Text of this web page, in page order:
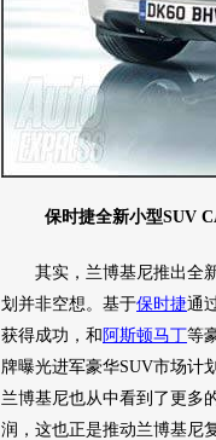
保时捷全新小型SUV
其实， 兰博基尼推出全
划并非空想。基于保时捷通
获得成功，和 阿斯顿马丁等
牌曝光进军豪华SUV市场计
兰博基尼也从中看到了更多
润，这也正是推动兰博基尼